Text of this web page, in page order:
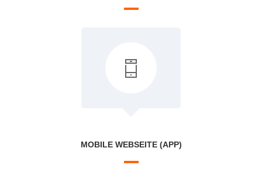
MOBILE WEBSEITE (APP)